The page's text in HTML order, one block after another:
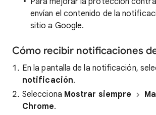
envían el contenido de la
sitio a Google.
Cómo recibir notificaciones
En la pantalla de la notificación,
notificación.
Selecciona Mostrar siempre
Chrome.